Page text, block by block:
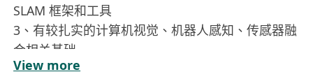
SLAM 框架和工具
3、有较扎实的计算机视觉、机器人感知、传感器融
合相关基础
4、熟练使用 C++ 和/或 Python，具备较强的工程
View more